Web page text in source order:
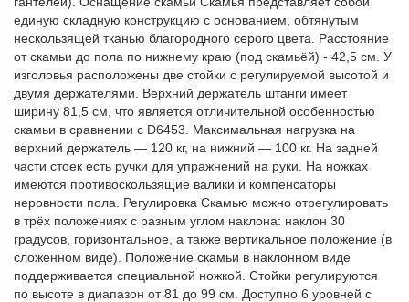
единую складную конструкцию с основанием, обтянутым
нескользящей тканью благородного серого цвета. Расстояние
от скамьи до пола по нижнему краю (под скамьёй) - 42,5 см. У
изголовья расположены две стойки с регулируемой высотой и
двумя держателями. Верхний держатель штанги имеет
ширину 81,5 см, что является отличительной особенностью
скамьи в сравнении с D6453. Максимальная нагрузка на
верхний держатель — 120 кг, на нижний — 100 кг. На задней
части стоек есть ручки для упражнений на руки. На ножках
имеются противоскользящие валики и компенсаторы
неровности пола. Регулировка Скамью можно отрегулировать
в трёх положениях с разным углом наклона: наклон 30
градусов, горизонтальное, а также вертикальное положение (в
сложенном виде). Положение скамьи в наклонном виде
поддерживается специальной ножкой. Стойки регулируются
по высоте в диапазон от 81 до 99 см. Доступно 6 уровней с